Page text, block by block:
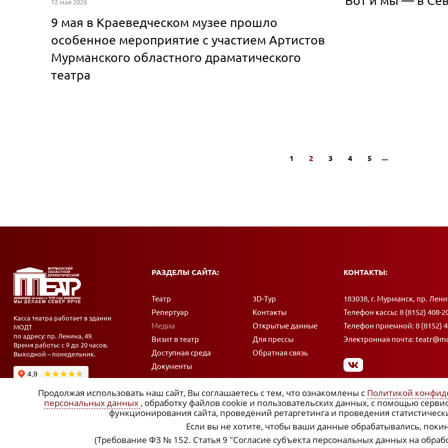
12 мая 2026
9 мая в Краеведческом музее прошло
особенное мероприятие с участием Артистов
Мурманского областного драматического
театра
1 2 3 4 5 ...
Касса театра работает в здании
МОДТ
по адресу: пр. Ленина, 49.
Время работы: с 9 до 20 часов.
Выходной – понедельник.
РАЗДЕЛЫ САЙТА:
Театр
Репертуар
Медиа
Визит в театр
Доступная среда
Документы
3D-Тур
Контакты
Открытые данные
Для прессы
Обратная связь
КОНТАКТЫ:
Адрес:
183038, г. Мурманск, пр.
Телефон кассы: 8 (8152) 408-
Телефон приемной: 8 (8152)
Электронная почта:
Продолжая использовать наш сайт, Вы соглашаетесь с тем, что ознакомлены с Политикой
персональных данных , обработку файлов cookie и пользовательских данных, с помощью
функционирования сайта, проведений ретаргетинга и проведения
Если вы не хотите, чтобы ваши данные обрабатывались,
(Требование ФЗ № 152. Статья 9 "Согласие субъекта персональных данных на